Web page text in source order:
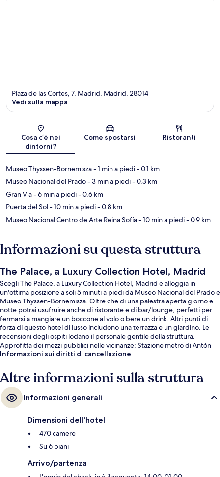
Mappa
Plaza de las Cortes, 7, Madrid, Madrid, 28014
Vedi sulla mappa
Cosa c’è nei
dintorni?
Come spostarsi Ristoranti
Museo Thyssen-Bornemisza- 1 min a piedi- 0.1 km
Museo Nacional del Prado- 3 min a piedi- 0.3 km
Gran Via- 6 min a piedi- 0.6 km
Puerta del Sol- 10 min a piedi- 0.8 km
Museo Nacional Centro de Arte Reina Sofía- 10 min a piedi- 0.9 km
Informazioni su questa struttura
The Palace, a Luxury Collection Hotel, Madrid
Scegli The Palace, a Luxury Collection Hotel, Madrid e alloggia in
un'ottima posizione a soli 5 minuti a piedi da Museo Nacional del Prado e
Museo Thyssen-Bornemisza. Oltre che di una palestra aperta giorno e
notte potrai usufruire anche di ristorante e di bar/lounge, perfetti per
fermarsi a mangiare un boccone al volo o bere un drink. Altri punti di
forza di questo hotel di lusso includono una terrazza e un giardino. Le
recensioni degli ospiti lodano il personale gentile della struttura.
Approfitta dei mezzi pubblici nelle vicinanze: Stazione metro di Antón
Martin è a 7 min e Stazione metro di Banco de España a 7 min a piedi.
Informazioni sui diritti di cancellazione
Altre informazioni sulla struttura
Informazioni generali
Dimensioni dell'hotel
470 camere
Su 6 piani
Arrivo/partenza